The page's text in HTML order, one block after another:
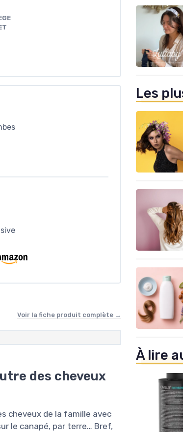
Voir la fiche produit complète →
des cheveux
cheveux de la famille avec
le canapé, par terre… Bref,
Les
À lire